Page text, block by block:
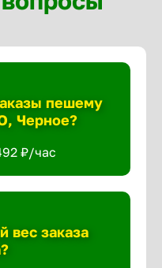
пешему
Черное?
₽/час
вес заказа